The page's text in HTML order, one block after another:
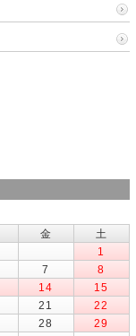
金
土
1
7
8
14
15
21
22
28
29